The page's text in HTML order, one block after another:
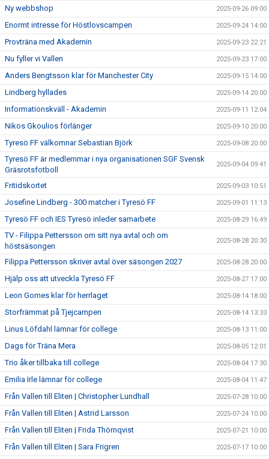
Ny webbshop 2025-09-26 09:00
Enormt intresse för Höstlovscampen 2025-09-24 14:00
Provträna med Akademin 2025-09-23 22:21
Nu fyller vi Vallen 2025-09-23 17:00
Anders Bengtsson klar för Manchester City 2025-09-15 14:00
Lindberg hyllades 2025-09-14 20:00
Informationskväll - Akademin 2025-09-11 12:04
Nikos Gkoulios förlänger 2025-09-10 20:00
Tyresö FF välkomnar Sebastian Björk 2025-09-08 20:00
Tyresö FF är medlemmar i nya organisationen SGF Svensk
Gräsrotsfotboll
2025-09-04 09:41
Fritidskortet 2025-09-03 10:51
Josefine Lindberg - 300 matcher i Tyresö FF 2025-09-01 11:13
Tyresö FF och IES Tyresö inleder samarbete 2025-08-29 16:49
TV - Filippa Pettersson om sitt nya avtal och om
höstsäsongen
2025-08-28 20:30
Filippa Pettersson skriver avtal över säsongen 2027 2025-08-28 20:00
Hjälp oss att utveckla Tyresö FF 2025-08-27 17:00
Leon Gomes klar för herrlaget 2025-08-14 18:00
Storfrämmat på Tjejcampen 2025-08-14 13:33
Linus Löfdahl lämnar för college 2025-08-13 11:00
Dags för Träna Mera 2025-08-05 12:01
Trio åker tillbaka till college 2025-08-04 17:30
Emilia Irle lämnar för college 2025-08-04 11:47
Från Vallen till Eliten | Christopher Lundhall 2025-07-28 10:00
Från Vallen till Eliten | Astrid Larsson 2025-07-24 10:00
Från Vallen till Eliten | Frida Thörnqvist 2025-07-21 10:00
Från Vallen till Eliten | Sara Frigren 2025-07-17 10:00